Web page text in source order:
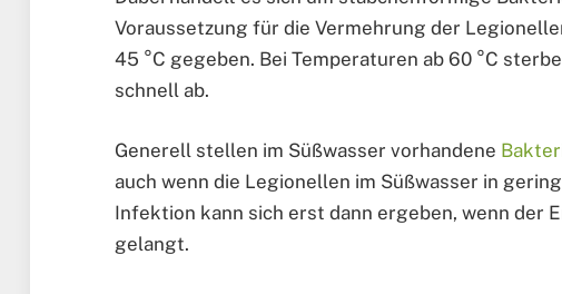
Voraussetzung für die Vermehrung der
45 °C gegeben. Bei Temperaturen ab 60 °C
schnell ab.
Generell stellen im Süßwasser vorhandene
auch wenn die Legionellen im Süßwasser in
Infektion kann sich erst dann ergeben, wenn der
gelangt.